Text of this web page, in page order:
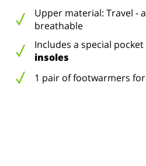
Upper material: Travel -
breathable
Includes a special
insoles
1 pair of footwarmers